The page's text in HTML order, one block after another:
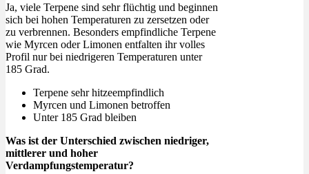
Ja, viele Terpene sind sehr flüchtig und beginnen
sich bei hohen Temperaturen zu zersetzen oder
zu verbrennen. Besonders empfindliche Terpene
wie Myrcen oder Limonen entfalten ihr volles
Profil nur bei niedrigeren Temperaturen unter
185 Grad.
Terpene sehr hitzeempfindlich
Myrcen und Limonen betroffen
Unter 185 Grad bleiben
Was ist der Unterschied zwischen niedriger,
mittlerer und hoher
Verdampfungstemperatur?